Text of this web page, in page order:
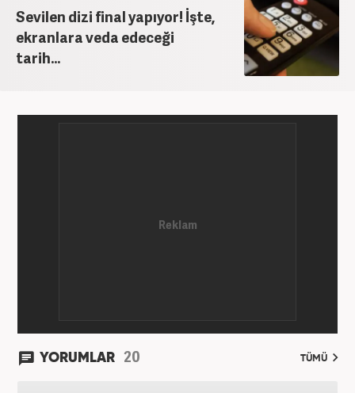
Sevilen dizi final yapıyor! İşte,
ekranlara veda edeceği
tarih...
YORUMLAR 20 TÜMÜ